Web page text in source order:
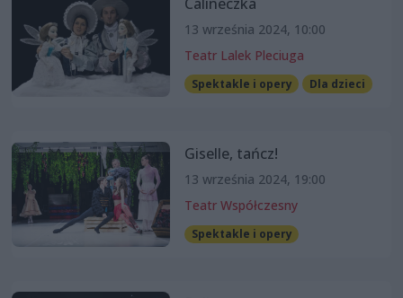
13 września 2024, 10:00
Teatr Lalek Pleciuga
Spektakle i opery Dla dzieci
Giselle, tańcz!
13 września 2024, 19:00
Teatr Współczesny
Spektakle i opery